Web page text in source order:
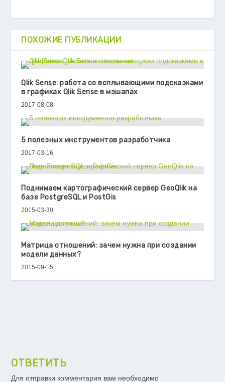
ПОХОЖИЕ ПУБЛИКАЦИИ
Qlik Sense: работа со всплывающими подсказками
в графиках Qlik Sense в мэшапах
2017-08-08
5 полезных инструментов разработчика
2017-03-16
Поднимаем картографический сервер GeoQlik на
базе PostgreSQL и PostGis
2015-03-30
Матрица отношений: зачем нужна при создании
модели данных?
2015-09-15
ОТВЕТИТЬ
Для отправки комментария вам необходимо